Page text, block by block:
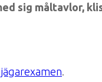
sig måltavlor,
jägarexamen